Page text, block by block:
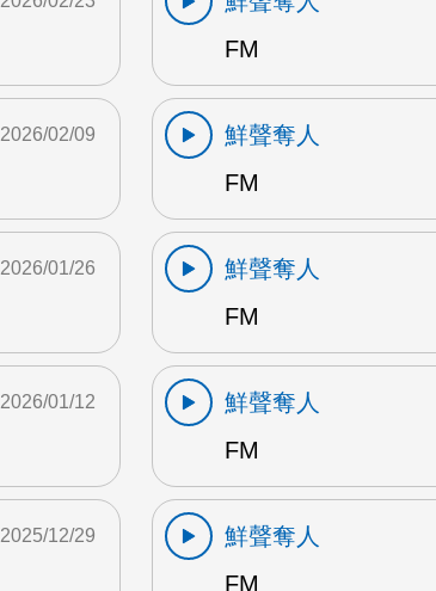
FM
2026/02/09
鮮聲奪人
FM
2026/01/26
鮮聲奪人
FM
2026/01/12
鮮聲奪人
FM
2025/12/29
鮮聲奪人
FM